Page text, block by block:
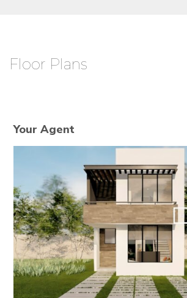
Floor Plans
Your Agent